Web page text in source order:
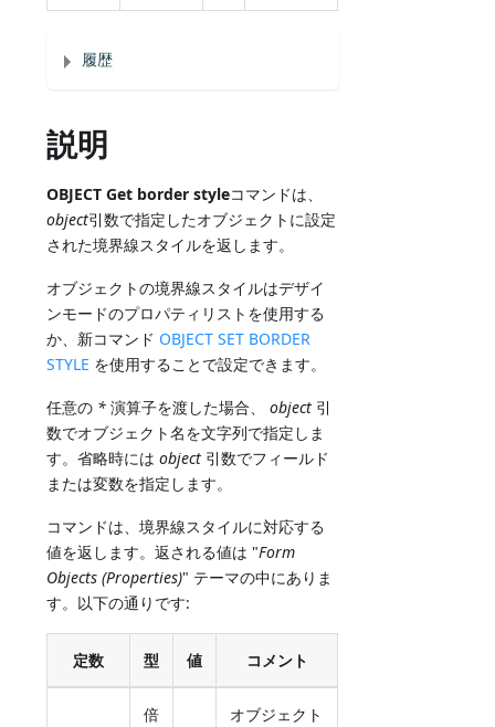
履歴
説明
OBJECT Get border styleコマンドは、
object引数で指定したオブジェクトに設定
された境界線スタイルを返します。
オブジェクトの境界線スタイルはデザイ
ンモードのプロパティリストを使用する
か、新コマンド OBJECT SET BORDER
STYLE を使用することで設定できます。
任意の * 演算子を渡した場合、object 引
数でオブジェクト名を文字列で指定しま
す。省略時にはobject 引数でフィールド
または変数を指定します。
コマンドは、境界線スタイルに対応する
値を返します。返される値は "Form
Objects (Properties)" テーマの中にありま
す。以下の通りです:
定数 型 値 コメント
倍
オブジェクト